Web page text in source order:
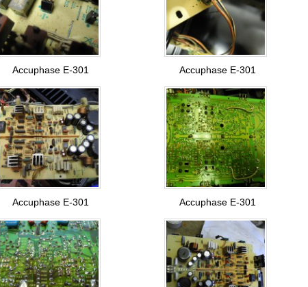
Accuphase E-301 Accuphase E-301
Accuphase E-301 Accuphase E-301